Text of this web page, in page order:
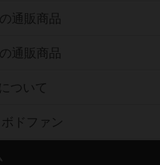
通販商品
通販商品
ついて
ドファン